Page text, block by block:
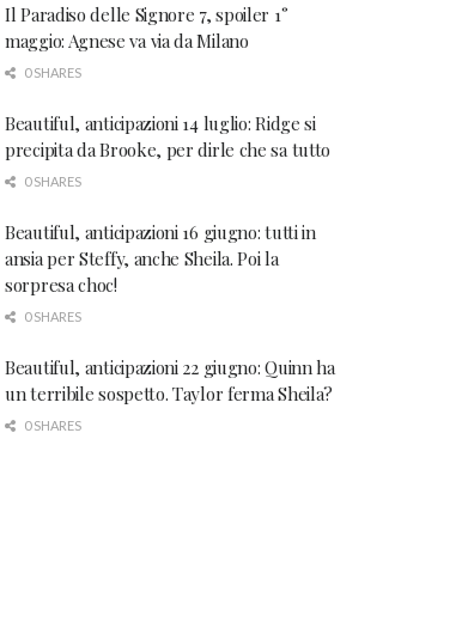
Il Paradiso delle Signore 7, spoiler 1°
maggio: Agnese va via da Milano
0 SHARES
Beautiful, anticipazioni 14 luglio: Ridge si
precipita da Brooke, per dirle che sa tutto
0 SHARES
Beautiful, anticipazioni 16 giugno: tutti in
ansia per Steffy, anche Sheila. Poi la
sorpresa choc!
0 SHARES
Beautiful, anticipazioni 22 giugno: Quinn ha
un terribile sospetto. Taylor ferma Sheila?
0 SHARES